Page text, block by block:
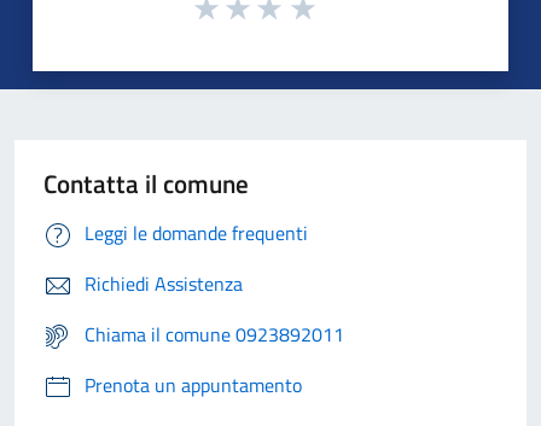
Contatta il comune
Leggi le domande frequenti
Richiedi Assistenza
Chiama il comune 0923892011
Prenota un appuntamento